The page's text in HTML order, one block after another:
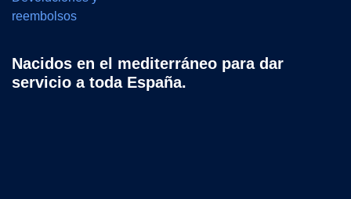
reembolsos
Nacidos en el mediterráneo para dar
servicio a toda España.